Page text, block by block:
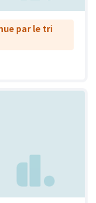
par le tri